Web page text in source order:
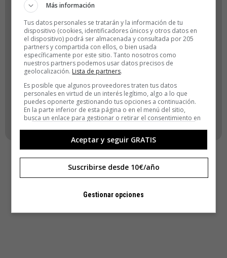
Recuérdame
ACCEDER
Registro
¿Has olvidado tu contraseña?
VOLVER
Más información
Tus datos personales se tratarán y la información de tu
dispositivo (cookies, identificadores únicos y otros datos en
el dispositivo) podrá ser almacenada y consultada por 205
partners y compartida con ellos, o bien usada
específicamente por este sitio. Tanto nosotros como
nuestros partners podemos usar datos precisos de
geolocalización. Lista de partners.
Es posible que algunos proveedores traten tus datos
personales en virtud de un interés legítimo, algo a lo que
puedes oponerte gestionando tus opciones a continuación.
En la parte inferior de esta página o en el menú del sitio,
busca un enlace para gestionar o retirar el consentimiento en
Aceptar y seguir GRATIS
Suscribirse desde 10€/año
Gestionar opciones